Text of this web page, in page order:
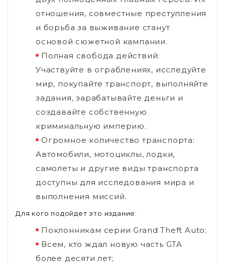
отношения, совместные преступления
и борьба за выживание станут
основой сюжетной кампании.
Полная свобода действий:
Участвуйте в ограблениях, исследуйте
мир, покупайте транспорт, выполняйте
задания, зарабатывайте деньги и
создавайте собственную
криминальную империю.
Огромное количество транспорта:
Автомобили, мотоциклы, лодки,
самолеты и другие виды транспорта
доступны для исследования мира и
выполнения миссий.
Для кого подойдет это издание:
Поклонникам серии Grand Theft Auto;
Всем, кто ждал новую часть GTA
более десяти лет;